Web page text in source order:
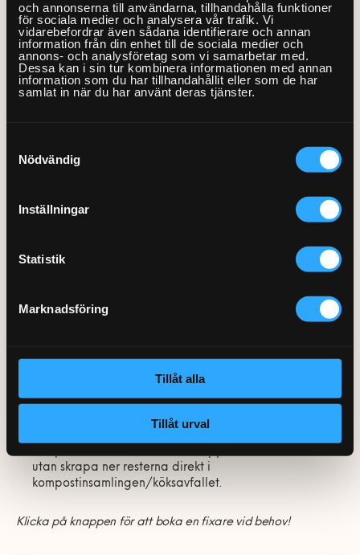
och annonserna till användarna, tillhandahålla funktioner
för sociala medier och analysera vår trafik. Vi
vidarebefordrar även sådana identifierare och annan
information från din enhet till de sociala medier och
annons- och analysföretag som vi samarbetar med.
Dessa kan i sin tur kombinera informationen med annan
information som du har tillhandahållit eller som de har
samlat in när du har använt deras tjänster.
Nödvändig
Inställningar
Statistik
Marknadsföring
Tillåt alla
Tillåt urval
Verkar detta svårt så rycker en fixare mer än gärna in och
installerar din blandare!
Boka en Fixare »
lagar mat eller bara tar ett glas vatten kan göra att din
kan du slösa 5-15 liter vatten i minuten. Här kommer några
Använd en vattenmugg när du borstar tänderna.
När du rakar dig kan du sätta i proppen och tappa
upp lite vatten i tvättstället.
Ha en kanna vatten i kylskåpet istället för att spola
varje gång du ska fylla ett glas.
utan skrapa ner resterna direkt i
kompostinsamlingen/köksavfallet.
Klicka på knappen för att boka en fixare vid behov!